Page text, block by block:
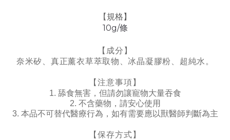
【 規格】
10g/條
【成分】
奈米矽、真正薰衣草萃取物、冰晶凝膠粉、超純水 。
【注意事項】
1. 舔食無害，但請勿讓寵物大量吞食
2. 不含藥物，請安心使用
3. 本品不可替代醫療行為，如有需要應以獸醫師判斷為主
【保存方式】